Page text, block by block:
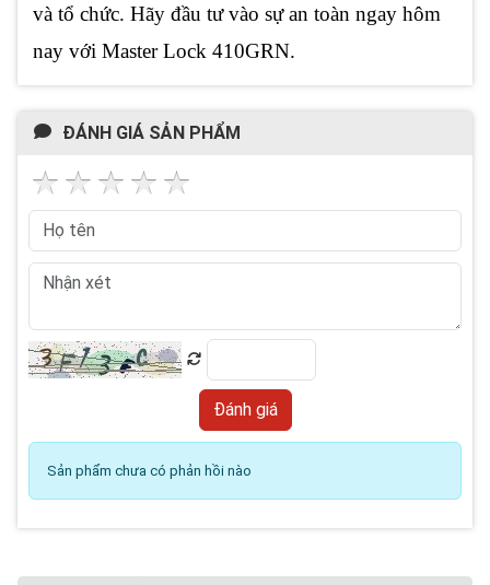
và tổ chức. Hãy đầu tư vào sự an toàn ngay hôm
nay với Master Lock 410GRN.
ĐÁNH GIÁ SẢN PHẨM
Sản phẩm chưa có phản hồi nào